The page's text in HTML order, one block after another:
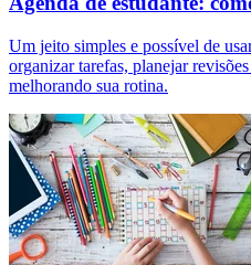
Um jeito simples e possível de
organizar tarefas, planejar
melhorando sua rotina.